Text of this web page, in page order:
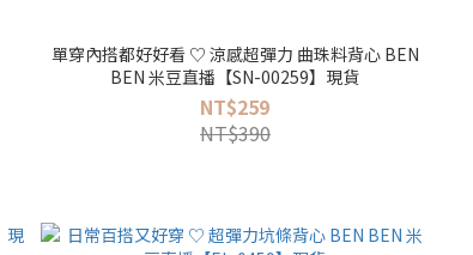
單穿內搭都好好看 ♡ 涼感超彈力 曲珠料背心 BEN
BEN 米豆直播【SN-00259】現貨
NT$259
NT$390